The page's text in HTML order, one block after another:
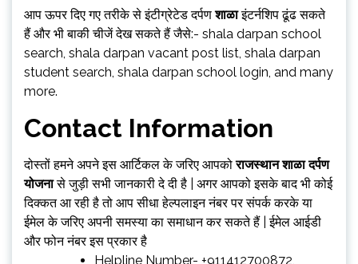
आप ऊपर दिए गए तरीके से इंटीग्रेटेड दर्पणशाळाइंटर्नशिप ढूंढ सकते
हैं और भी बाकी चीजें देख सकते हैं जैसे:- shala darpan school
search, shala darpan vacant post list, shala darpan
student search, shala darpan school login, and many
more.
Contact Information
दोस्तों हमने अपने इस आर्टिकल के जरिए आपकोराजस्थान शाळा दर्पण
योजनासे जुड़ी सभी जानकारी दे दी है | अगर आपको इसके बाद भी कोई
दिक्कत आ रही है तो आप सीधा हेल्पलाइन नंबर पर संपर्क करके या
ईमेल के जरिए अपनी समस्या का समाधान कर सकते हैं | ईमेल आईडी
और फोन नंबर इस प्रकार है
Helpline Number- +911412700872,